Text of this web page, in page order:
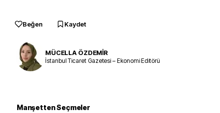
Beğen Kaydet
MÜCELLA ÖZDEMİR
İstanbul Ticaret Gazetesi – Ekonomi Editörü
Manşetten Seçmeler